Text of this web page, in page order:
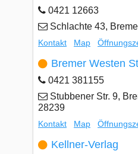
0421 12663
Schlachte 43,
Kontakt Map
Bremer Westen
0421 381155
Stubbener Str. 9,
28239
Kontakt Map
Kellner-Verlag